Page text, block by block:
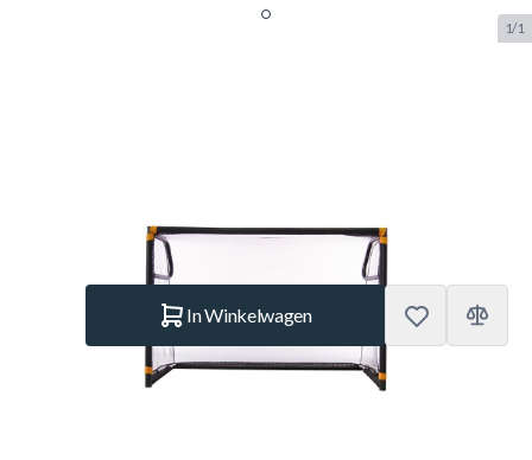
1/1
Op voorraad
In Winkelwagen